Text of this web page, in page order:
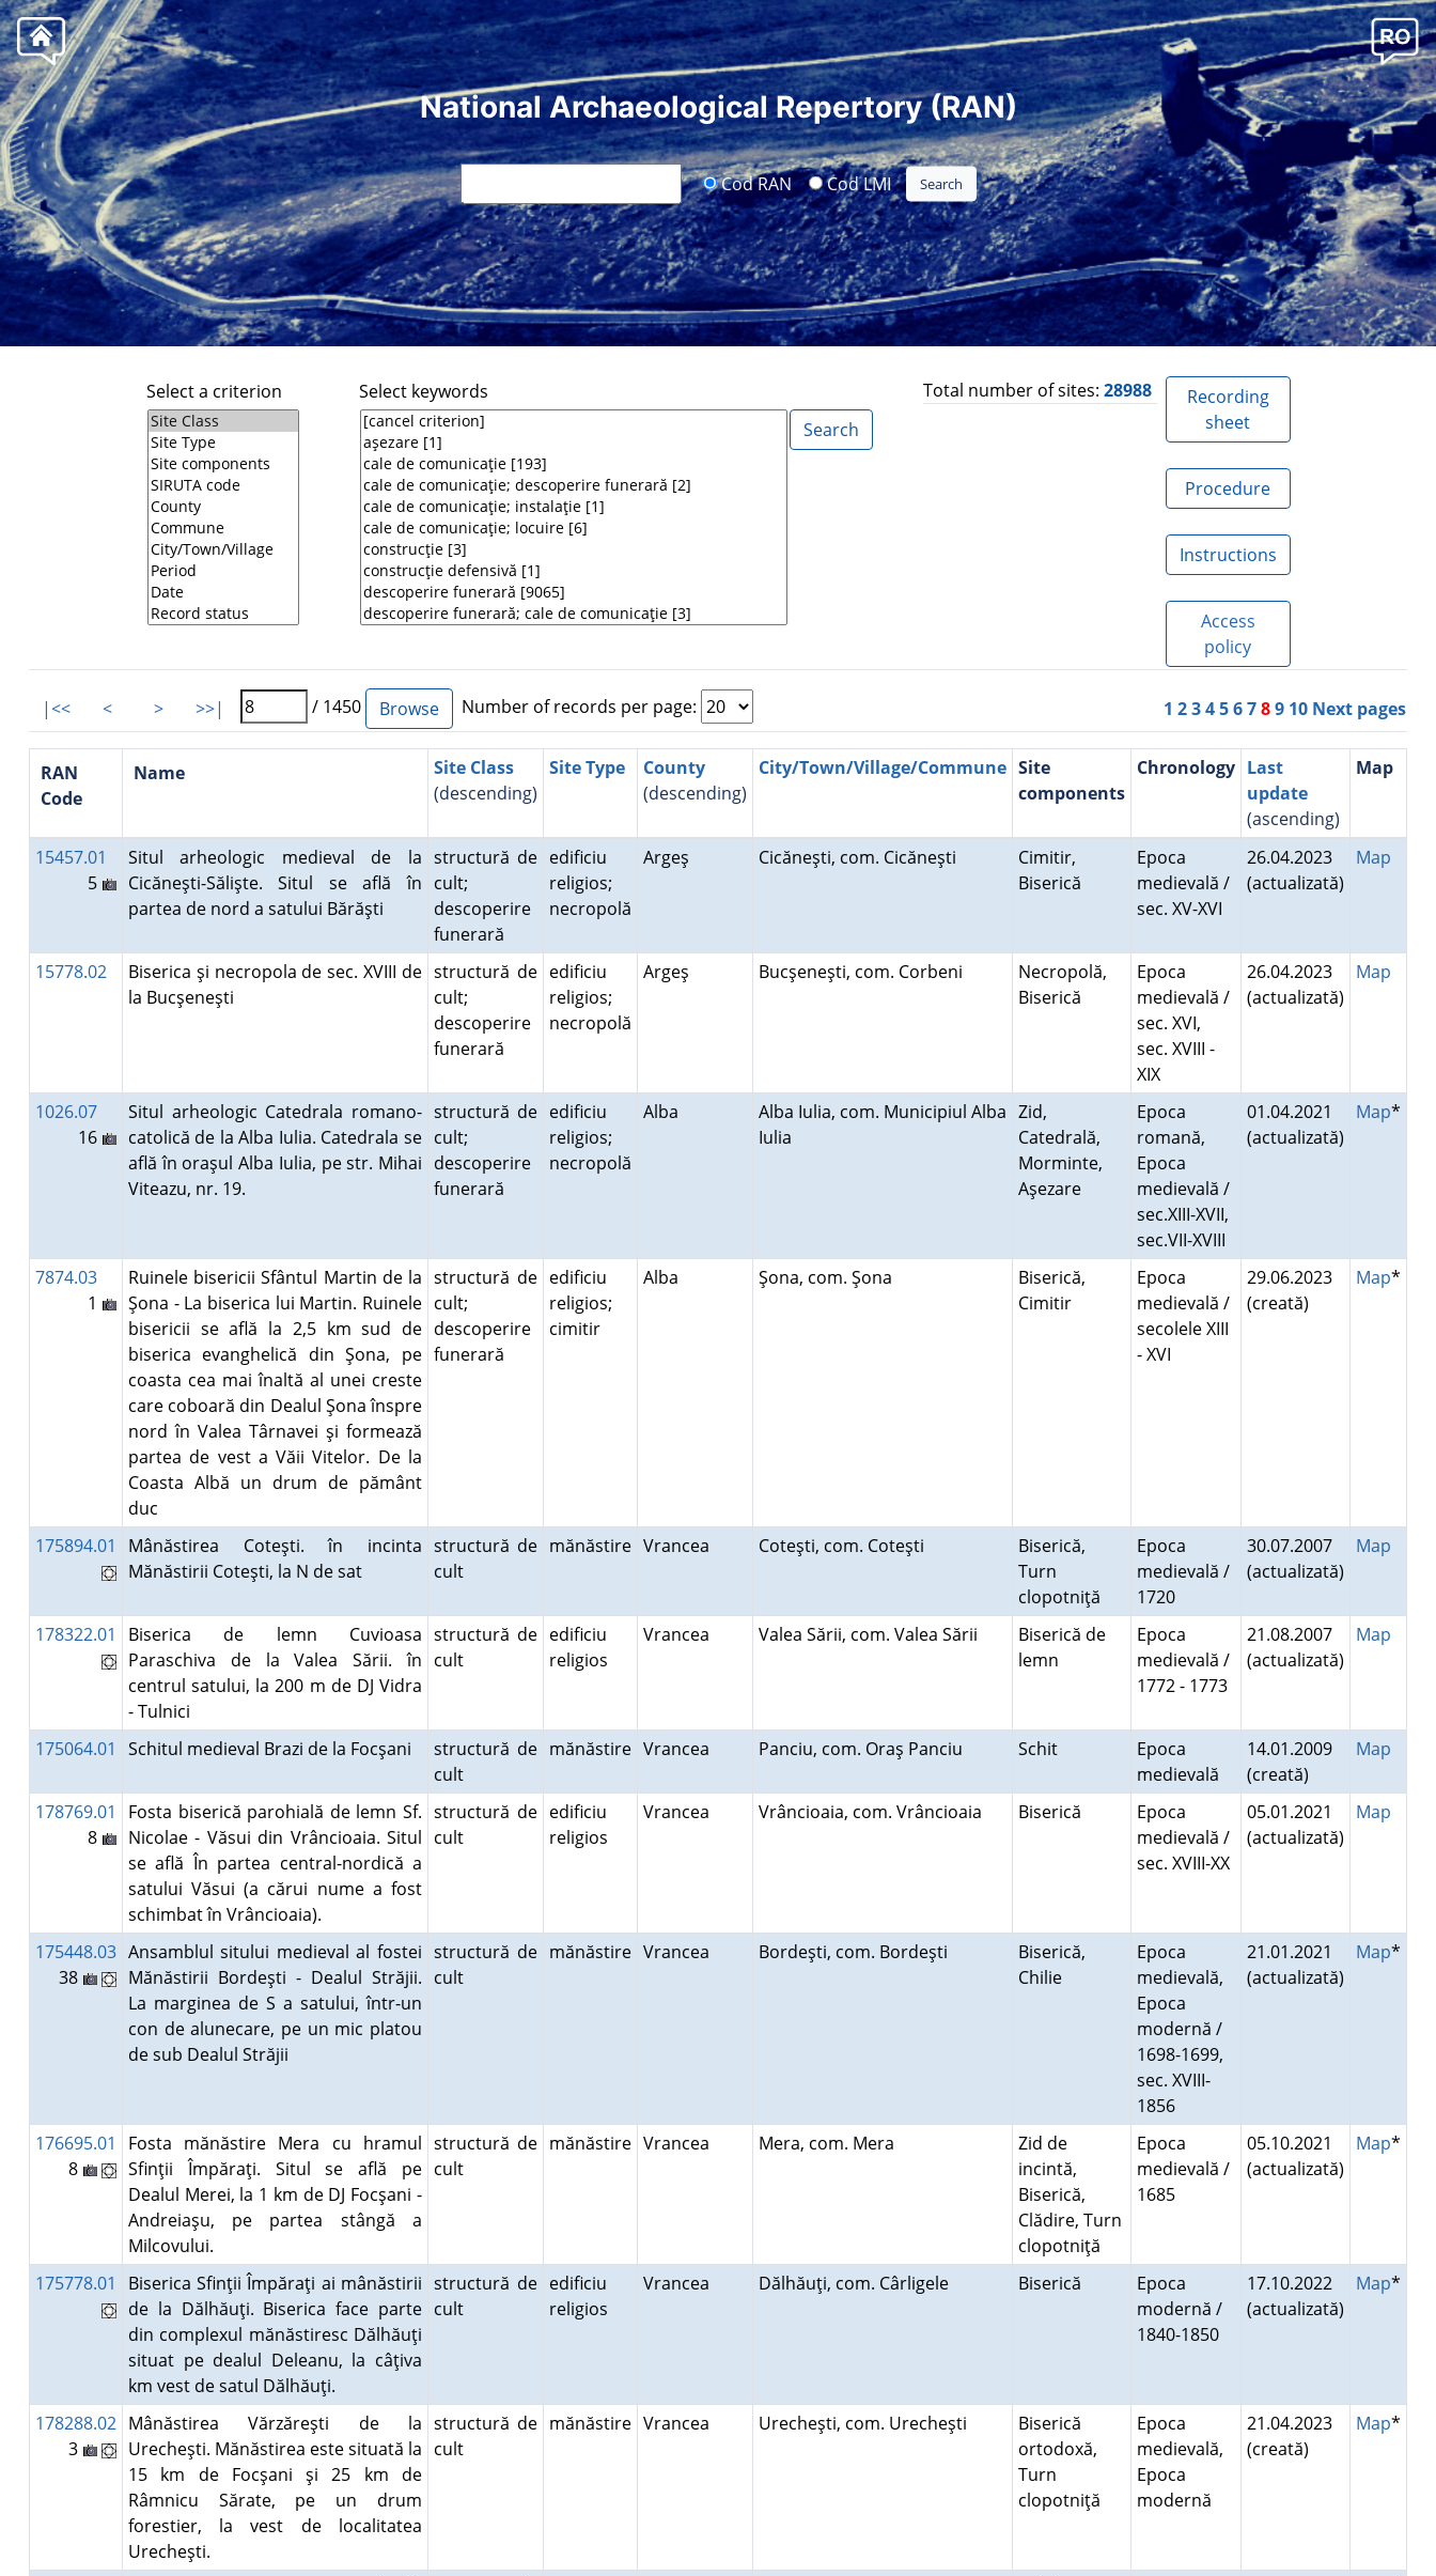
National Archaeological Repertory (RAN)
Cod RAN Cod LMI
Select a criterion Select keywords Total number of sites: 28988
Recording
sheet
Procedure
Instructions
Access
policy
|<< < > >>| / 1450 Number of records per page: 1 23456789 10 Next pages
RAN
Code
Name
Site Class
(descending)
Site Type
County
(descending)
City/Town/Village/Commune Site
components
Chronology Last
update
(ascending)
Map
15457.01
5
Situl arheologic medieval de la
Cicăneşti-Sălişte. Situl se află în
partea de nord a satului Bărăşti
structură de
cult;
descoperire
funerară
edificiu
religios;
necropolă
Argeş Cicăneşti, com. Cicăneşti
Cimitir,
Biserică
Epoca
medievală /
sec. XV-XVI
26.04.2023
(actualizată)
Map
15778.02
Biserica şi necropola de sec. XVIII de
la Bucşeneşti
structură de
cult;
descoperire
funerară
edificiu
religios;
necropolă
Argeş Bucşeneşti, com. Corbeni
Necropolă,
Biserică
Epoca
medievală /
sec. XVI,
sec. XVIII -
XIX
26.04.2023
(actualizată)
Map
1026.07
16
Situl arheologic Catedrala romano-
catolică de la Alba Iulia. Catedrala se
află în oraşul Alba Iulia, pe str. Mihai
Viteazu, nr. 19.
structură de
cult;
descoperire
funerară
edificiu
religios;
necropolă
Alba
Alba Iulia, com. Municipiul Alba
Iulia
Zid,
Catedrală,
Morminte,
Aşezare
Epoca
romană,
Epoca
medievală /
sec.XIII-XVII,
sec.VII-XVIII
01.04.2021
(actualizată)
Map*
7874.03
1
Ruinele bisericii Sfântul Martin de la
Şona - La biserica lui Martin. Ruinele
bisericii se află la 2,5 km sud de
biserica evanghelică din Şona, pe
coasta cea mai înaltă al unei creste
care coboară din Dealul Şona înspre
nord în Valea Târnavei şi formează
partea de vest a Văii Vitelor. De la
Coasta Albă un drum de pământ
duc
structură de
cult;
descoperire
funerară
edificiu
religios;
cimitir
Alba Şona, com. Şona
Biserică,
Cimitir
Epoca
medievală /
secolele XIII
- XVI
29.06.2023
(creată)
Map*
175894.01
Mânăstirea Coteşti. în incinta
Mănăstirii Coteşti, la N de sat
structură de
cult
mănăstire Vrancea Coteşti, com. Coteşti
Biserică,
Turn
clopotniţă
Epoca
medievală /
1720
30.07.2007
(actualizată)
Map
178322.01
Biserica de lemn Cuvioasa
Paraschiva de la Valea Sării. în
centrul satului, la 200 m de DJ Vidra
- Tulnici
structură de
cult
edificiu
religios
Vrancea Valea Sării, com. Valea Sării
Biserică de
lemn
Epoca
medievală /
1772 - 1773
21.08.2007
(actualizată)
Map
175064.01 Schitul medieval Brazi de la Focşani
structură de
cult
mănăstire Vrancea Panciu, com. Oraş Panciu Schit
Epoca
medievală
14.01.2009
(creată)
Map
178769.01
8
Fosta biserică parohială de lemn Sf.
Nicolae - Văsui din Vrâncioaia. Situl
se află În partea central-nordică a
satului Văsui (a cărui nume a fost
schimbat în Vrâncioaia).
structură de
cult
edificiu
religios
Vrancea Vrâncioaia, com. Vrâncioaia Biserică
Epoca
medievală /
sec. XVIII-XX
05.01.2021
(actualizată)
Map
175448.03
38
Ansamblul sitului medieval al fostei
Mănăstirii Bordeşti - Dealul Străjii.
La marginea de S a satului, într-un
con de alunecare, pe un mic platou
de sub Dealul Străjii
structură de
cult
mănăstire Vrancea Bordeşti, com. Bordeşti
Biserică,
Chilie
Epoca
medievală,
Epoca
modernă /
1698-1699,
sec. XVIII-
1856
21.01.2021
(actualizată)
Map*
176695.01
8
Fosta mănăstire Mera cu hramul
Sfinţii Împăraţi. Situl se află pe
Dealul Merei, la 1 km de DJ Focşani -
Andreiaşu, pe partea stângă a
Milcovului.
structură de
cult
mănăstire Vrancea Mera, com. Mera
Zid de
incintă,
Biserică,
Clădire, Turn
clopotniţă
Epoca
medievală /
1685
05.10.2021
(actualizată)
Map*
175778.01
Biserica Sfinţii Împăraţi ai mânăstirii
de la Dălhăuţi. Biserica face parte
din complexul mănăstiresc Dălhăuţi
situat pe dealul Deleanu, la câţiva
km vest de satul Dălhăuţi.
structură de
cult
edificiu
religios
Vrancea Dălhăuţi, com. Cârligele Biserică
Epoca
modernă /
1840-1850
17.10.2022
(actualizată)
Map*
178288.02
3
Mânăstirea Vărzăreşti de la
Urecheşti. Mănăstirea este situată la
15 km de Focşani şi 25 km de
Râmnicu Sărate, pe un drum
forestier, la vest de localitatea
Urecheşti.
structură de
cult
mănăstire Vrancea Urecheşti, com. Urecheşti
Biserică
ortodoxă,
Turn
clopotniţă
Epoca
medievală,
Epoca
modernă
21.04.2023
(creată)
Map*